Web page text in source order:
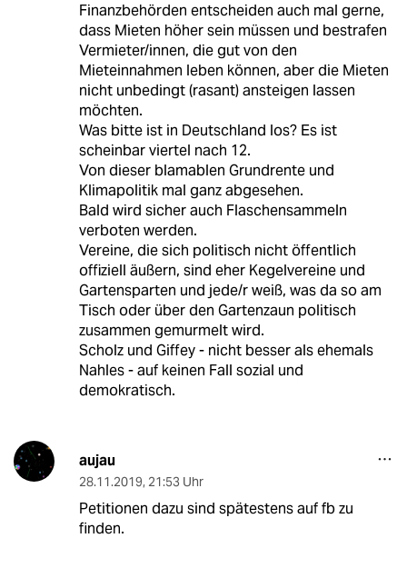
Finanzbehörden entscheiden auch mal gerne,
dass Mieten höher sein müssen und bestrafen
Vermieter/innen, die gut von den
Mieteinnahmen leben können, aber die Mieten
nicht unbedingt (rasant) ansteigen lassen
möchten.
Was bitte ist in Deutschland los? Es ist
scheinbar viertel nach 12.
Von dieser blamablen Grundrente und
Klimapolitik mal ganz abgesehen.
Bald wird sicher auch Flaschensammeln
verboten werden.
Vereine, die sich politisch nicht öffentlich
offiziell äußern, sind eher Kegelvereine und
Gartensparten und jede/r weiß, was da so am
Tisch oder über den Gartenzaun politisch
zusammen gemurmelt wird.
Scholz und Giffey - nicht besser als ehemals
Nahles - auf keinen Fall sozial und
demokratisch.
aujau
28.11.2019, 21:53 Uhr
Petitionen dazu sind spätestens auf fb zu
finden.